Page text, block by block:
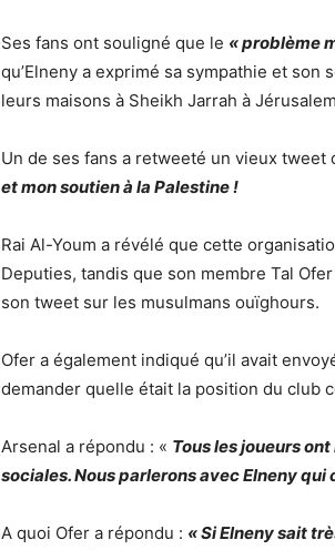
Ses fans ont souligné que le « problème
qu’Elneny a exprimé sa sympathie et
leurs maisons à Sheikh Jarrah à
Un de ses fans a retweeté un vieux tweet
et mon soutien à la Palestine !
Rai Al-Youm a révélé que cette
Deputies, tandis que son membre Tal
son tweet sur les musulmans ouïghours.
Ofer a également indiqué qu’il avait
demander quelle était la position du club
Arsenal a répondu : « Tous les joueurs
sociales. Nous parlerons avec Elneny
A quoi Ofer a répondu : « Si Elneny sait